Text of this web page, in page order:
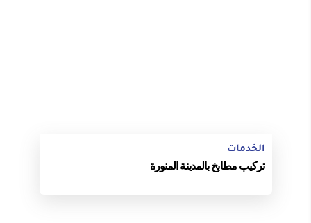
الخدمات
تركيب مطابخ بالمدينة المنورة